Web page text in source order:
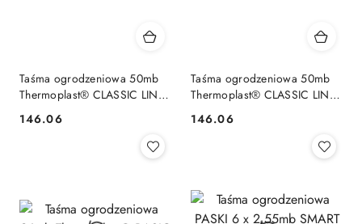
Taśma ogrodzeniowa 50mb
Thermoplast® CLASSIC LINE
Cena:
146.06
Taśma ogrodzeniowa 50mb
Thermoplast® CLASSIC LINE
Cena:
146.06